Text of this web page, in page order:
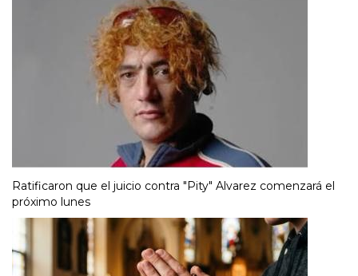
Ratificaron que el juicio contra "Pity" Alvarez comenzará el
próximo lunes